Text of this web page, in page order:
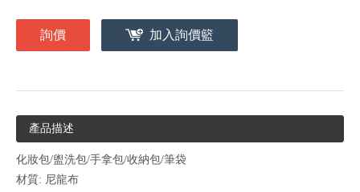
詢價 加入詢價籃
產品描述
化妝包/盥洗包/手拿包/收納包/筆袋
材質: 尼龍布